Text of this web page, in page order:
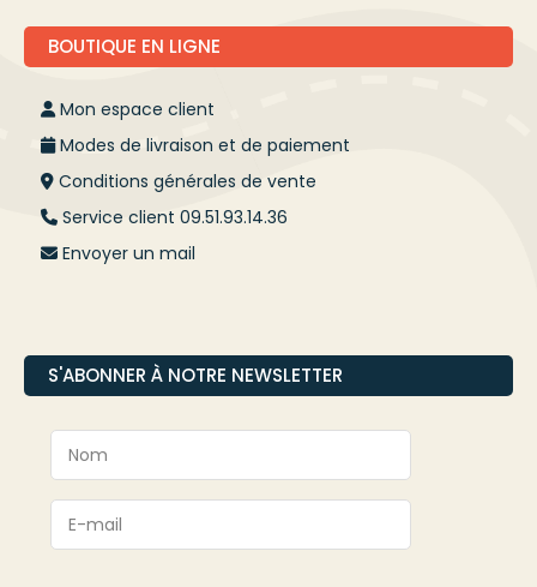
BOUTIQUE EN LIGNE
Mon espace client
Modes de livraison et de paiement
Conditions générales de vente
Service client 09.51.93.14.36
Envoyer un mail
S'ABONNER À NOTRE NEWSLETTER